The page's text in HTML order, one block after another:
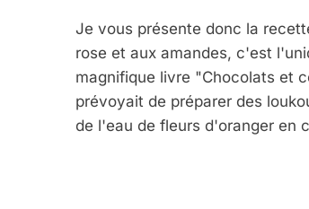
Je vous présente donc la
rose et aux amandes, c'est
magnifique livre "Chocolats et
prévoyait de préparer des
de l'eau de fleurs d'oranger en